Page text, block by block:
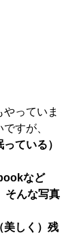
っていま
すが、
ている）
など
そんな写真
美しく）残